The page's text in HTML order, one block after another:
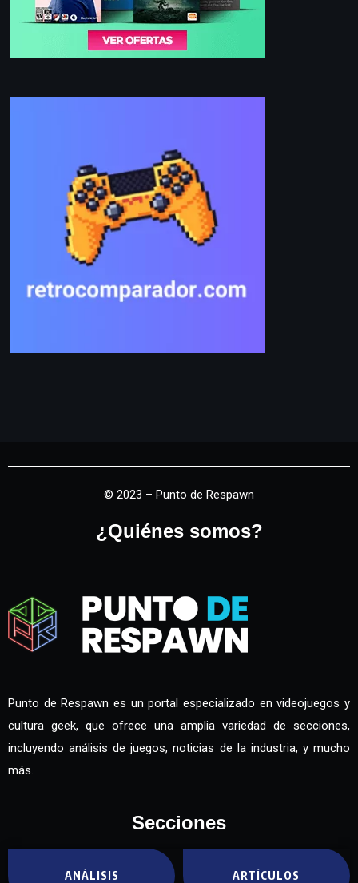
© 2023 – Punto de Respawn
¿Quiénes somos?
Punto de Respawn es un portal especializado en videojuegos y
cultura geek, que ofrece una amplia variedad de secciones,
incluyendo análisis de juegos, noticias de la industria, y mucho
más.
Secciones
ANÁLISIS ARTÍCULOS